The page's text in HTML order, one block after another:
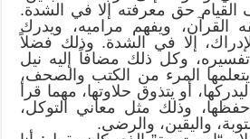
حق معرفته إلا في الشدة.
ويفهم مراميه، ويدرك
إلا في الشدة. وذلك فضلاً
وكل ذلك مضافاً إليه نيل
المرء من الكتب والصحف،
أو يتذوق حلاوتها، مهما قرأ
وذلك مثل معاني التوكل،
واليقين، والرضى.